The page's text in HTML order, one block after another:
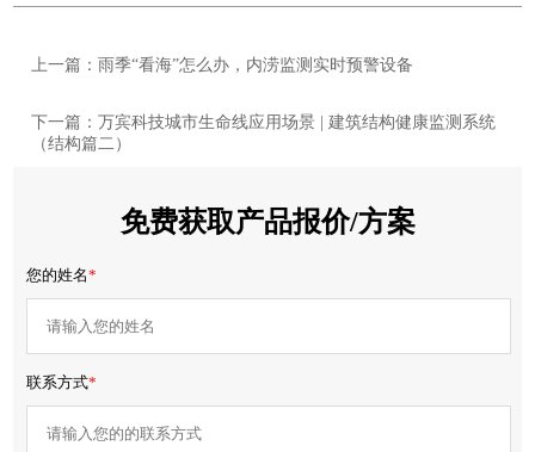
上一篇：雨季“看海”怎么办，内涝监测实时预警设备
下一篇：万宾科技城市生命线应用场景 | 建筑结构健康监测系统
（结构篇二）
免费获取产品报价/方案
您的姓名*
联系方式*